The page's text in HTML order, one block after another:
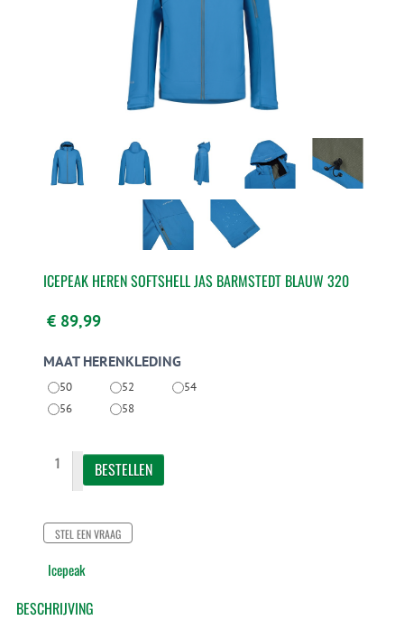
ICEPEAK HEREN SOFTSHELL JAS BARMSTEDT BLAUW 320
€ 89,99
MAAT HERENKLEDING
50 52
54
56
58
STEL EEN VRAAG
Icepeak
BESCHRIJVING